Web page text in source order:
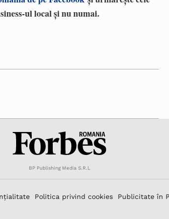
ul local și nu numai.
BP Publishing Media S.R.L
Politica privind cookies Publicitate în